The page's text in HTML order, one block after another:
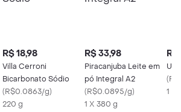
R$ 18,98
Villa Cerroni
Bicarbonato Sódio
(R$0.0863/g)
220 g
R$ 33,98
Piracanjuba Leite em
pó Integral A2
(R$0.0895/g)
1 X 380 g
R$
(
1 X